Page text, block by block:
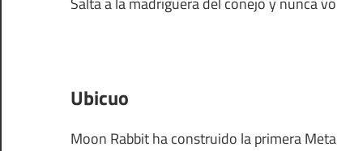
Ubicuo
Moon Rabbit ha construido la primera